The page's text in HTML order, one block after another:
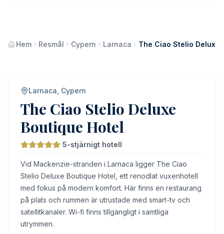
Hem Resmål Cypern Larnaca The Ciao Stelio Deluxe
Larnaca, Cypern
The Ciao Stelio Deluxe
Boutique Hotel
5-stjärnigt hotell
Vid Mackenzie-stranden i Larnaca ligger The Ciao
Stelio Deluxe Boutique Hotel, ett renodlat vuxenhotell
med fokus på modern komfort. Här finns en restaurang
på plats och rummen är utrustade med smart-tv och
satellitkanaler. Wi-fi finns tillgängligt i samtliga
utrymmen.